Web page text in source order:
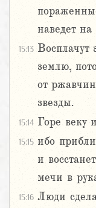
наведет
15:13 Восплачут
землю,
от
звезды.
15:14 Горе веку
15:15 ибо
и
мечи в
15:16 Люди